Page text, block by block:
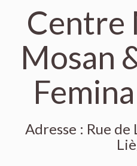
Centre
Mosan
Adresse : Rue